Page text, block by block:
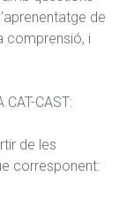
de
comprensió, i
CAT-CAST:
de les
corresponent: